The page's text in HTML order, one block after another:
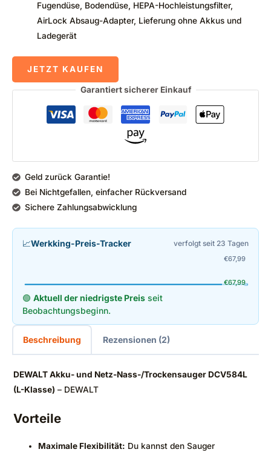
Fugendüse, Bodendüse, HEPA-Hochleistungsfilter,
AirLock Absaug-Adapter, Lieferung ohne Akkus und
Ladegerät
JETZT KAUFEN
Garantiert sicherer Einkauf
Geld zurück Garantie!
Bei Nichtgefallen, einfacher Rückversand
Sichere Zahlungsabwicklung
📈Werkking-Preis-Tracker verfolgt seit 23 Tagen
€67,99
€67,99
🟢 Aktuell der niedrigste Preis seit
Beobachtungsbeginn.
Beschreibung Rezensionen (2)
DEWALT Akku- und Netz-Nass-/Trockensauger DCV584L
(L-Klasse) – DEWALT
Vorteile
Maximale Flexibilität: Du kannst den Sauger